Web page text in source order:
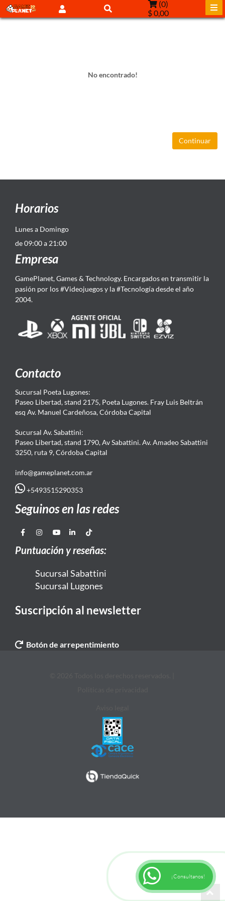
(0)
$ 0,00
No encontrado!
Continuar
Horarios
Lunes a Domingo
de 09:00 a 21:00
Empresa
GamePlanet, Games & Technology. Encargados en transmitir la
pasión por los #Videojuegos y la #Tecnología desde el año
2004.
Contacto
Sucursal Poeta Lugones:
Paseo Libertad, stand 2175, Poeta Lugones. Fray Luis Beltrán
esq Av. Manuel Cardeñosa, Córdoba Capital
Sucursal Av. Sabattini:
Paseo Libertad, stand 1790, Av Sabattini. Av. Amadeo Sabattini
3250, ruta 9, Córdoba Capital
info@gameplanet.com.ar
+5493515290353
Seguinos en las redes
Puntuación y reseñas:
Sucursal Sabattini
Sucursal Lugones
Suscripción al newsletter
Botón de arrepentimiento
¡Consultanos!